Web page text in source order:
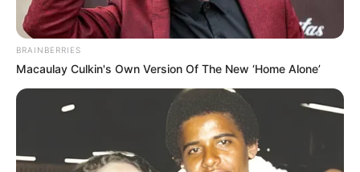
sua casa. O melhor de tudo é que ela pode ser
feita com uma peça que todo mundo tem
Já que todos têm pelo menos uma calça jeans
desgastada ou que não serve mais, que tal
reaproveitá-la fazendo umaalmofada jeans
BRAINBERRIES
Macaulay Culkin's Own Version Of The New ‘Home Alone’